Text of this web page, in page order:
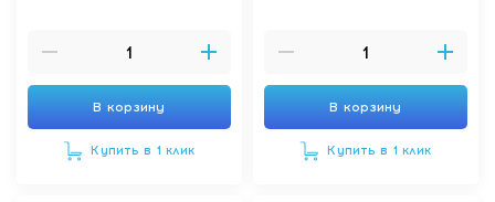
В корзину
Купить в 1 клик
В корзину
Купить в 1 клик